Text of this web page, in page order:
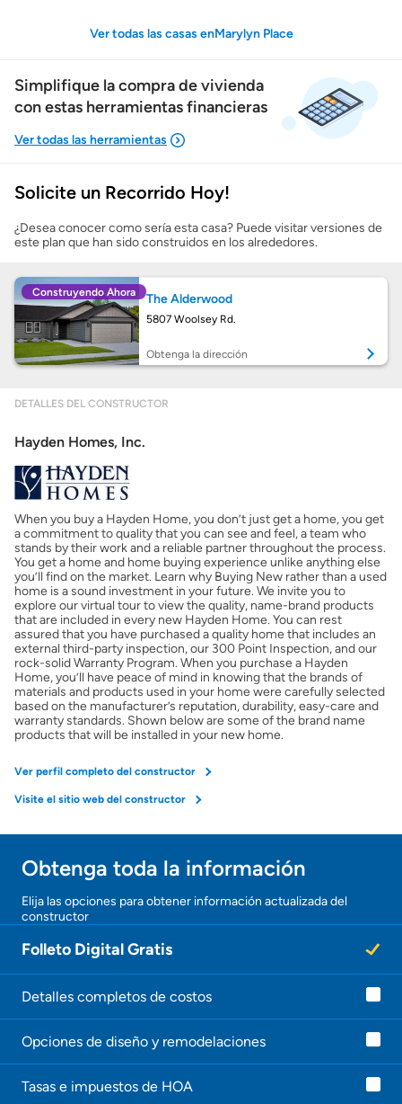
Ver todas las casas enMarylyn Place
Simplifique la compra de vivienda
con estas herramientas financieras
Mostrarme lo que puedo pagar
Costos casa nueva vs. usada
Obtener mi puntaje de crédito
Calcular mi hipoteca
Obtener Aprobación Previa
Preparar mi casa para la venta
Seguro de propietarios
Obtener ofertas por mi casa
Solicite un Recorrido Hoy!
¿Desea conocer como sería esta casa? Puede visitar versiones de
este plan que han sido construidos en los alrededores.
Construyendo Ahora The Alderwood
5807 Woolsey Rd.
Obtenga la dirección
DETALLES DEL CONSTRUCTOR
Hayden Homes, Inc.
When you buy a Hayden Home, you don’t just get a home, you get
a commitment to quality that you can see and feel, a team who
stands by their work and a reliable partner throughout the process.
You get a home and home buying experience unlike anything else
you’ll find on the market. Learn why Buying New rather than a used
home is a sound investment in your future. We invite you to
explore our virtual tour to view the quality, name-brand products
that are included in every new Hayden Home. You can rest
assured that you have purchased a quality home that includes an
external third-party inspection, our 300 Point Inspection, and our
rock-solid Warranty Program. When you purchase a Hayden
Home, you’ll have peace of mind in knowing that the brands of
materials and products used in your home were carefully selected
based on the manufacturer’s reputation, durability, easy-care and
warranty standards. Shown below are some of the brand name
products that will be installed in your new home.
Ver perfil completo del constructor
Visite el sitio web del constructor
Obtenga toda la información
Elija las opciones para obtener información actualizada del
constructor
Folleto Digital Gratis
Detalles completos de costos
Opciones de diseño y remodelaciones
Tasas e impuestos de HOA